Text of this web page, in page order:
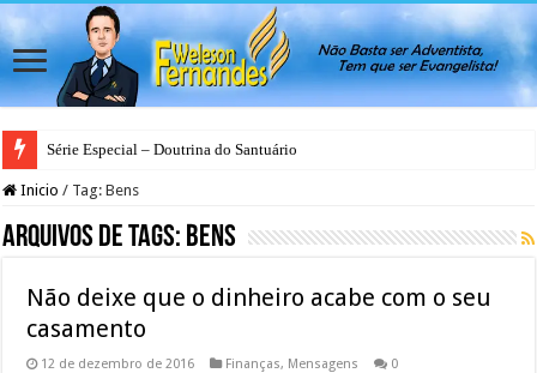
Série Especial – Doutrina do Santuário
Inicio / Tag:Bens
Arquivos de Tags: Bens
Não deixe que o dinheiro acabe com o seu
casamento
12 de dezembro de 2016 Finanças, Mensagens 0